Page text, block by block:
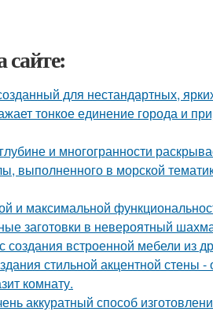
сайте:
для нестандартных,
тонкое единение города и
и многогранности
выполненного в морской
и максимальной
заготовки в невероятный
встроенной мебели из
стильной акцентной стены -
комнату.
аккуратный способ